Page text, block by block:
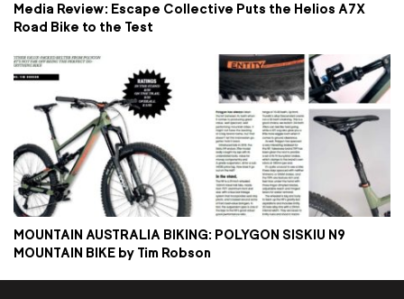
Media Review: Escape Collective Puts the Helios A7X
Road Bike to the Test
MOUNTAIN AUSTRALIA BIKING: POLYGON SISKIU N9
MOUNTAIN BIKE by Tim Robson